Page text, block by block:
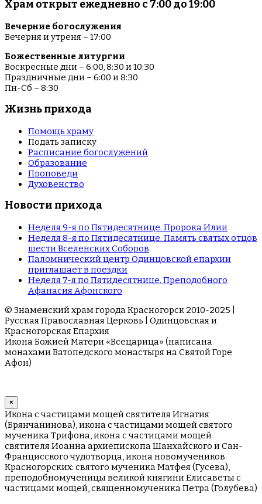
Храм открыт ежедневно с 7:00 до 19:00
Вечерние богослужения
Вечерня и утреня – 17:00
Божественные литургии
Воскресные дни – 6:00, 8:30 и 10:30
Праздничные дни – 6:00 и 8:30
Пн-Сб – 8:30
Жизнь прихода
Помощь храму
Подать записку
Расписание богослужений
Образование
Проповеди
Духовенство
Новости прихода
Неделя 9-я по Пятидесятнице. Пророка Илии
Неделя 8-я по Пятидесятнице. Память святых отцов
шести Вселенских Соборов
Паломнический центр Одинцовской епархии
приглашает в поездки
Неделя 7-я по Пятидесятнице. Преподобного
Афанасия Афонского
© Знаменский храм города Красногорск 2010-2025 |
Русская Православная Церковь | Одинцовская и
Красногорская Епархия
Икона Божией Матери «Всецарица» (написана
монахами Ватопедского монастыря на Cвятой Горе
Афон)
×
Икона с частицами мощей святителя Игнатия
(Брянчанинова), икона с частицами мощей святого
мученика Трифона, икона с частицами мощей
святителя Иоанна архиепископа Шанхайского и Сан-
Францисского чудотворца, икона новомучеников
Красногорских: святого мученика Матфея (Гусева),
преподобномученицы великой княгини Елисаветы с
частицами мощей, священномученика Петра (Голубева)